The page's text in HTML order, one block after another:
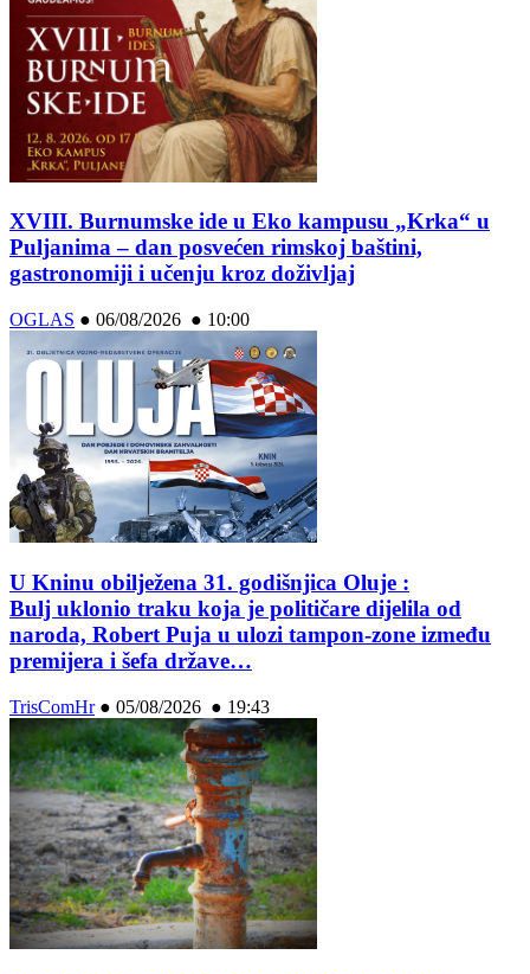
XVIII. Burnumske ide u Eko kampusu „Krka“ u
Puljanima – dan posvećen rimskoj baštini,
gastronomiji i učenju kroz doživljaj
OGLAS ● 06/08/2026 ● 10:00
U Kninu obilježena 31. godišnjica Oluje :
Bulj uklonio traku koja je političare dijelila od
naroda, Robert Puja u ulozi tampon-zone između
premijera i šefa države…
TrisComHr● 05/08/2026 ● 19:43